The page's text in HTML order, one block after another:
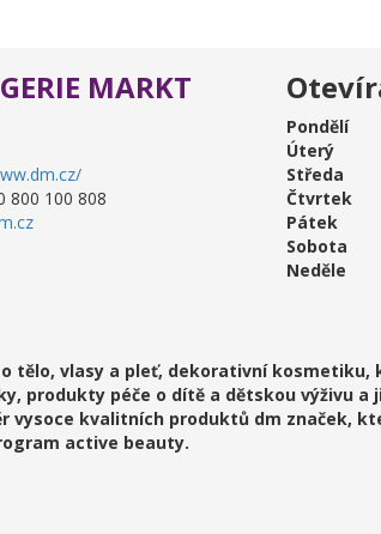
MARKT
800 100 808
Pondělí
Úterý
Středa
Čtvrtek
Pátek
Sobota
Neděle
tělo, vlasy a pleť, dekorativní kosmetiku,
produkty péče o dítě a dětskou výživu a
kvalitních produktů dm značek,
active beauty.